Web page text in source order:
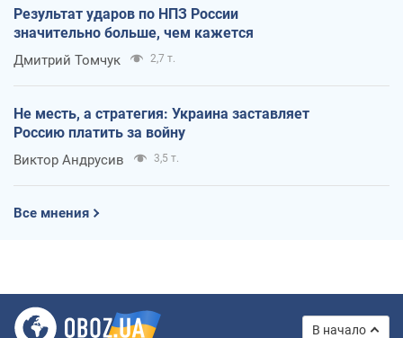
Результат ударов по НПЗ России
значительно больше, чем кажется
Дмитрий Томчук 2,7 т.
Не месть, а стратегия: Украина заставляет
Россию платить за войну
Виктор Андрусив 3,5 т.
Все мнения
В начало